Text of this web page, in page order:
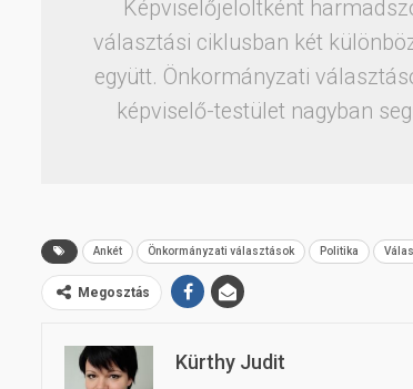
Képviselőjelöltként
választási ciklusban két
együtt. Önkormányzati
képviselő-testület nagyban
Ankét Önkormányzati választások Politika
Megosztás
Kürthy Judit